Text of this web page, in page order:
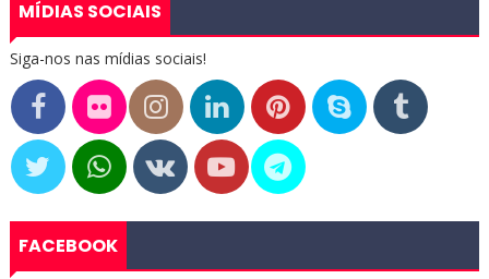
MÍDIAS SOCIAIS
Siga-nos nas mídias sociais!
FACEBOOK